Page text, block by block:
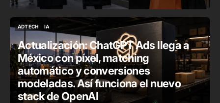
ADTECH
IA
Actualización: ChatGPT Ads llega a
México con píxel, matching
automático y conversiones
modeladas. Así funciona el nuevo
stack de OpenAI